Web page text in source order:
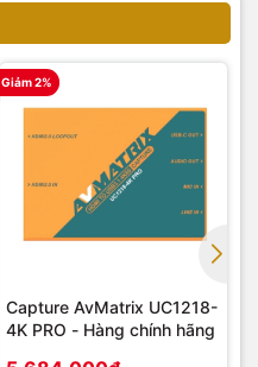
Giảm 2%
Capture AvMatrix UC1218-
4K PRO - Hàng chính hãng